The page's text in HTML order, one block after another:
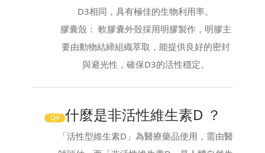
D3相同，具有極佳的生物利用率。
膠囊殼： 軟膠囊外殼採用明膠製作，明膠主
要由動物結締組織萃取，能提供良好的密封
與避光性，確保D3的活性穩定。
Q4 什麼是非活性維生素D ？
「活性型維生素D」為醫療藥品使用，需由醫